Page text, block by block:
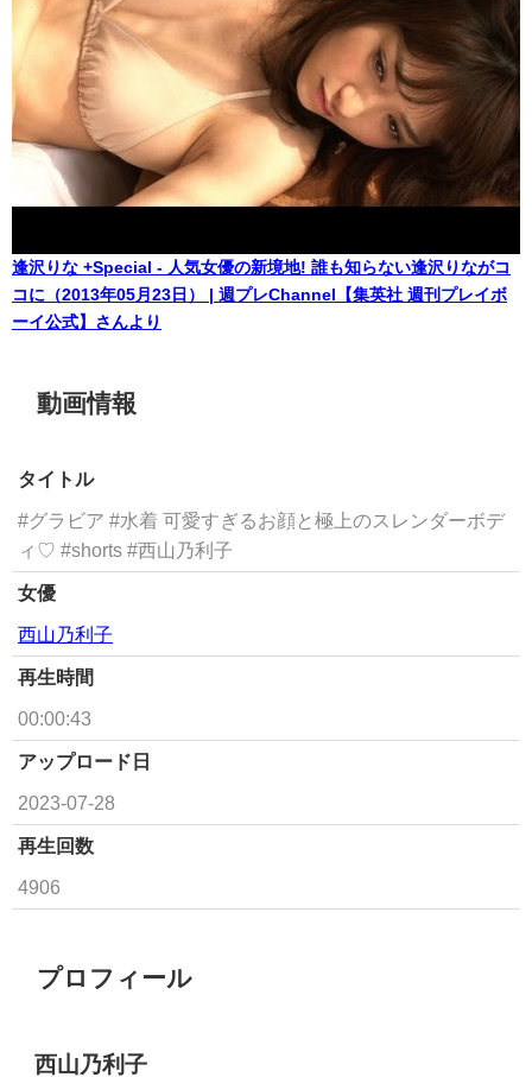
逢沢りな +Special - 人気女優の新境地! 誰も知らない逢沢りながコ
コに（2013年05月23日） | 週プレChannel【集英社 週刊プレイボ
ーイ公式】さんより
動画情報
タイトル
#グラビア #水着 可愛すぎるお顔と極上のスレンダーボデ
ィ♡ #shorts #西山乃利子
女優
西山乃利子
再生時間
00:00:43
アップロード日
2023-07-28
再生回数
4906
プロフィール
西山乃利子